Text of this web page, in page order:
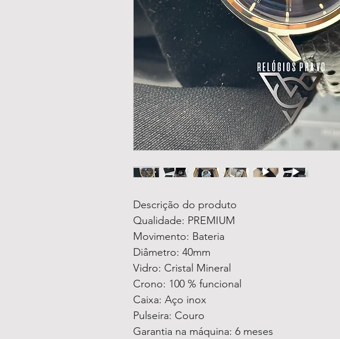
Descrição do produto
Qualidade: PREMIUM
Movimento: Bateria
Diâmetro: 40mm
Vidro: Cristal Mineral
Crono: 100 % funcional
Caixa: Aço inox
Pulseira: Couro
Garantia na máquina: 6 meses